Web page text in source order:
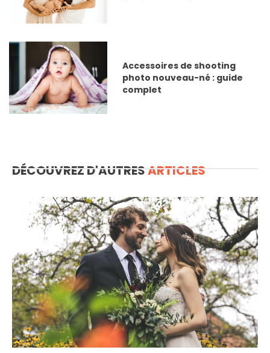
Accessoires de shooting
photo nouveau-né : guide
complet
DÉCOUVREZ D'AUTRESARTICLES